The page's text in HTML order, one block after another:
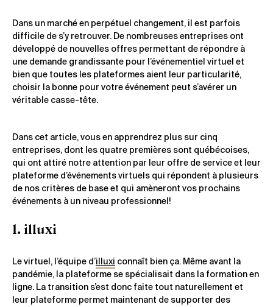
Dans un marché en perpétuel changement, il est parfois
difficile de s’y retrouver. De nombreuses entreprises ont
développé de nouvelles offres permettant de répondre à
une demande grandissante pour l’événementiel virtuel et
bien que toutes les plateformes aient leur particularité,
choisir la bonne pour votre événement peut s’avérer un
véritable casse-tête.
Dans cet article, vous en apprendrez plus sur cinq
entreprises, dont les quatre premières sont québécoises,
qui ont attiré notre attention par leur offre de service et leur
plateforme d’événements virtuels qui répondent à plusieurs
de nos critères de base et qui amèneront vos prochains
événements à un niveau professionnel!
1. illuxi
Le virtuel, l’équipe d’illuxi connaît bien ça. Même avant la
pandémie, la plateforme se spécialisait dans la formation en
ligne. La transition s’est donc faite tout naturellement et
leur plateforme permet maintenant de supporter des